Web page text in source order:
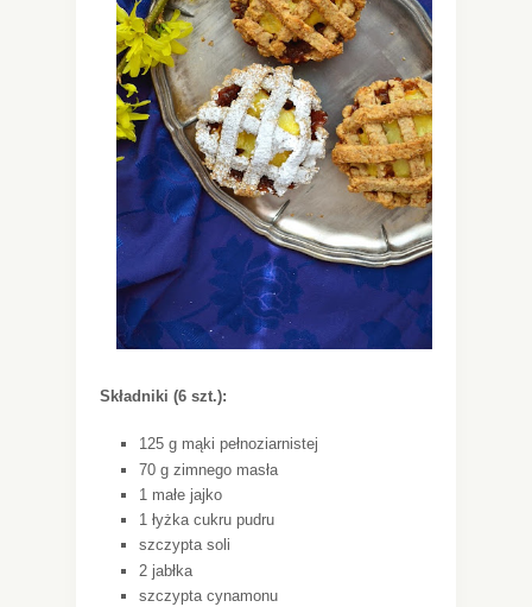
Składniki (6 szt.):
125 g mąki pełnoziarnistej
70 g zimnego masła
1 małe jajko
1 łyżka cukru pudru
szczypta soli
2 jabłka
szczypta cynamonu